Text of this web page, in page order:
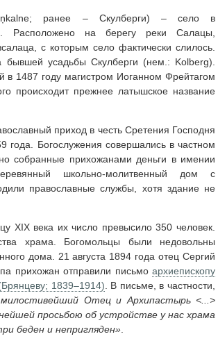
ранее – Скулберги) – село в
Расположено на берегу реки Салацы,
с которым село фактически слилось.
бывшей усадьбы Скулберги (нем.: Kolberg).
1487 году магистром Иоганном Фрейтагом
происходит прежнее латышское название
приход в честь Сретения Господня
Богослужения совершались в частном
собранные прихожанами деньги в имении
школьно-молитвенный дом с
православные службы, хотя здание не
XIX века их число превысило 350 человек.
храма. Богомольцы были недовольны
дома. 21 августа 1894 года отец Сергий
прихожан отправили письмо архиепископу
1839–1914) . В письме, в частности,
Отец и Архипастырь <...>
просьбою об устройстве у нас храма
беден и непригляден»